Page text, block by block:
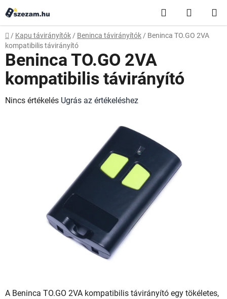
fő
tartalomhoz
KeresésKOSÁR
Kezdőlap
/ Kapu távirányítók / Beninca távirányítók / Beninca TO.GO 2VA
kompatibilis távirányító
A Beninca TO.GO 2VA kompatibilis távirányító egy tökéletes,
Beninca TO.GO 2VA
kompatibilis távirányító
A
Nincs értékelés Ugrás az értékeléshez